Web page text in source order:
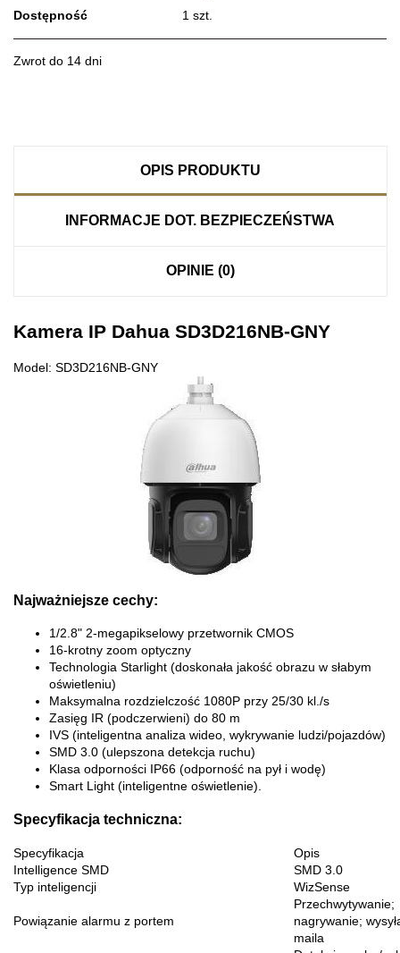
Dostępność
1 szt.
Zwrot do 14 dni
OPIS PRODUKTU
INFORMACJE DOT. BEZPIECZEŃSTWA
OPINIE (0)
Kamera IP Dahua SD3D216NB-GNY
Model: SD3D216NB-GNY
Najważniejsze cechy:
1/2.8" 2-megapikselowy przetwornik CMOS
16-krotny zoom optyczny
Technologia Starlight (doskonała jakość obrazu w słabym
oświetleniu)
Maksymalna rozdzielczość 1080P przy 25/30 kl./s
Zasięg IR (podczerwieni) do 80 m
IVS (inteligentna analiza wideo, wykrywanie ludzi/pojazdów)
SMD 3.0 (ulepszona detekcja ruchu)
Klasa odporności IP66 (odporność na pył i wodę)
Smart Light (inteligentne oświetlenie).
Specyfikacja techniczna:
Specyfikacja
Opis
Intelligence SMD
SMD 3.0
Typ inteligencji
WizSense
Powiązanie alarmu z portem
Przechwytywanie;
nagrywanie;
maila